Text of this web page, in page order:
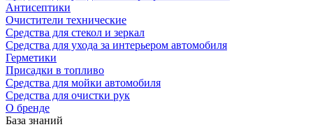
Антисептики
Очистители технические
Средства для стекол и зеркал
Средства для ухода за интерьером автомобиля
Герметики
Присадки в топливо
Средства для мойки автомобиля
Средства для очистки рук
О бренде
База знаний